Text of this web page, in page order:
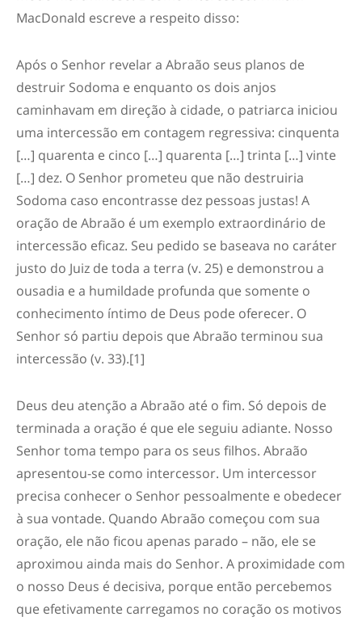
MacDonald escreve a respeito disso:
Após o Senhor revelar a Abraão seus planos de
destruir Sodoma e enquanto os dois anjos
caminhavam em direção à cidade, o patriarca iniciou
uma intercessão em contagem regressiva: cinquenta
[…] quarenta e cinco […] quarenta […] trinta […] vinte
[…] dez. O Senhor prometeu que não destruiria
Sodoma caso encontrasse dez pessoas justas! A
oração de Abraão é um exemplo extraordinário de
intercessão eficaz. Seu pedido se baseava no caráter
justo do Juiz de toda a terra (v. 25) e demonstrou a
ousadia e a humildade profunda que somente o
conhecimento íntimo de Deus pode oferecer. O
Senhor só partiu depois que Abraão terminou sua
intercessão (v. 33).[1]
Deus deu atenção a Abraão até o fim. Só depois de
terminada a oração é que ele seguiu adiante. Nosso
Senhor toma tempo para os seus filhos. Abraão
apresentou-se como intercessor. Um intercessor
precisa conhecer o Senhor pessoalmente e obedecer
à sua vontade. Quando Abraão começou com sua
oração, ele não ficou apenas parado – não, ele se
aproximou ainda mais do Senhor. A proximidade com
o nosso Deus é decisiva, porque então percebemos
que efetivamente carregamos no coração os motivos